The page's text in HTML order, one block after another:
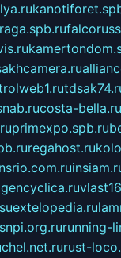
costa-bella.ru
primexpo.spb.ru
regahost.ru
extelopedia.ru
snpi.org.rurunning-
chel.net.rurust-